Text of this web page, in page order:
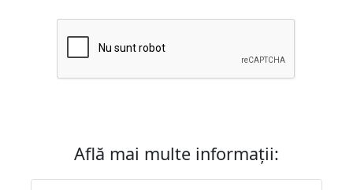
Află mai multe informații: